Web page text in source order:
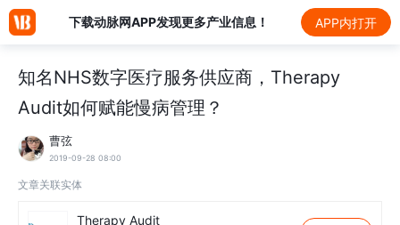
下载动脉网APP发现更多产业信息！ APP内打开
知名NHS数字医疗服务供应商，Therapy
Audit如何赋能慢病管理？
曹弦
2019-09-28 08:00
文章关联实体
Therapy Audit